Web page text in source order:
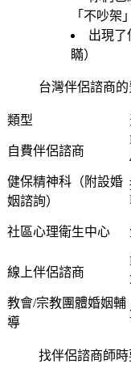
「不吵架
出現了
瞞）
台灣伴侶諮商的
類型
自費伴侶諮商
健保精神科（附設婚
姻諮詢）
社區心理衛生中心
線上伴侶諮商
教會/宗教團體婚姻輔
導
找伴侶諮商師